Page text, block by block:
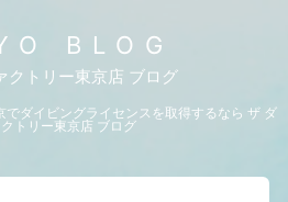
BLOG
クトリー東京店 ブログ
でダイビングライセンスを取得するなら ザ ダ
トリー東京店 ブログ